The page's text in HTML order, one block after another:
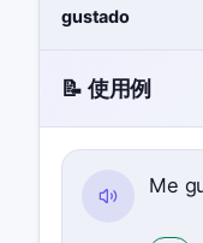
gustado
📝 使用例
Me